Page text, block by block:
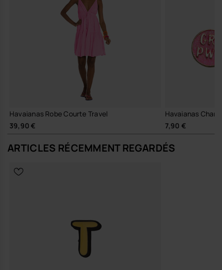
Havaianas Robe Courte Travel
39,90 €
Havaianas
7,90 €
ARTICLES RÉCEMMENT REGARDÉS